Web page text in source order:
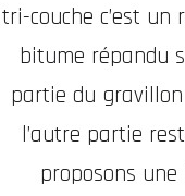
tri-couche c’est un
bitume répandu
partie du
l’autre partie
proposons